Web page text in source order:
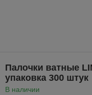
Палочки ватные
упаковка 300 штук
В наличии